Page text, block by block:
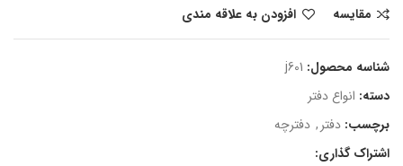
مقایسه افزودن به علاقه مندی
شناسه محصول: j601
دسته: انواع دفتر
برچسب: دفتر , دفترچه
اشتراک گذاری: